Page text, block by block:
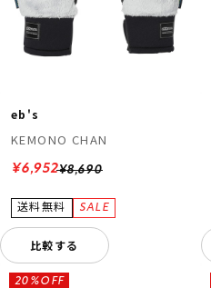
eb's
KEMONO CHAN
¥8,690
¥6,952
比較する
20%OFF